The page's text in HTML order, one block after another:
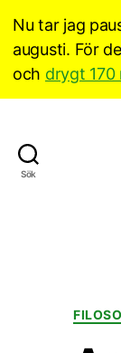
Nu tar jag
augusti. För
och drygt 170
Sök